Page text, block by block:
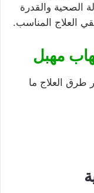
الصحية والقدرة
العلاج المناسب.
مهبل
طرق العلاج ما